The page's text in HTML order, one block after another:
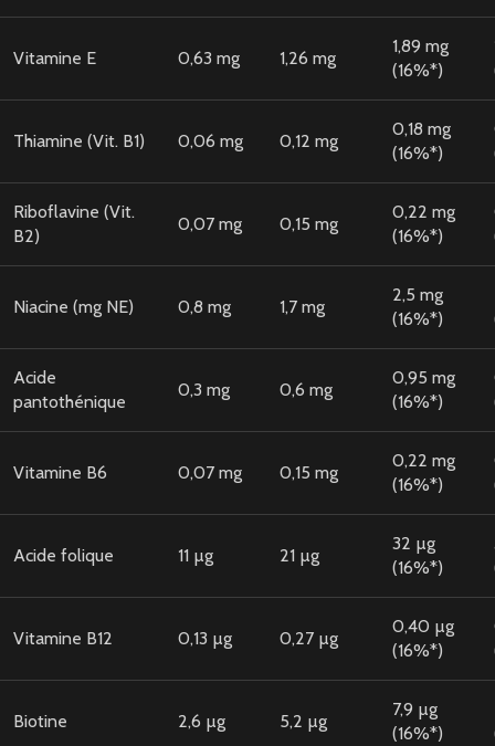
Vitamine E 0,63 mg 1,26 mg
1,89 mg
(16%*)
Thiamine (Vit. B1) 0,06 mg 0,12 mg
0,18 mg
(16%*)
Riboflavine (Vit.
B2)
0,07 mg 0,15 mg
0,22 mg
(16%*)
Niacine (mg NE) 0,8 mg 1,7 mg
2,5 mg
(16%*)
Acide
pantothénique
0,3 mg 0,6 mg
0,95 mg
(16%*)
Vitamine B6 0,07 mg 0,15 mg
0,22 mg
(16%*)
Acide folique 11 µg 21 µg
32 µg
(16%*)
Vitamine B12 0,13 µg 0,27 µg
0,40 µg
(16%*)
Biotine 2,6 µg 5,2 µg
7,9 µg
(16%*)